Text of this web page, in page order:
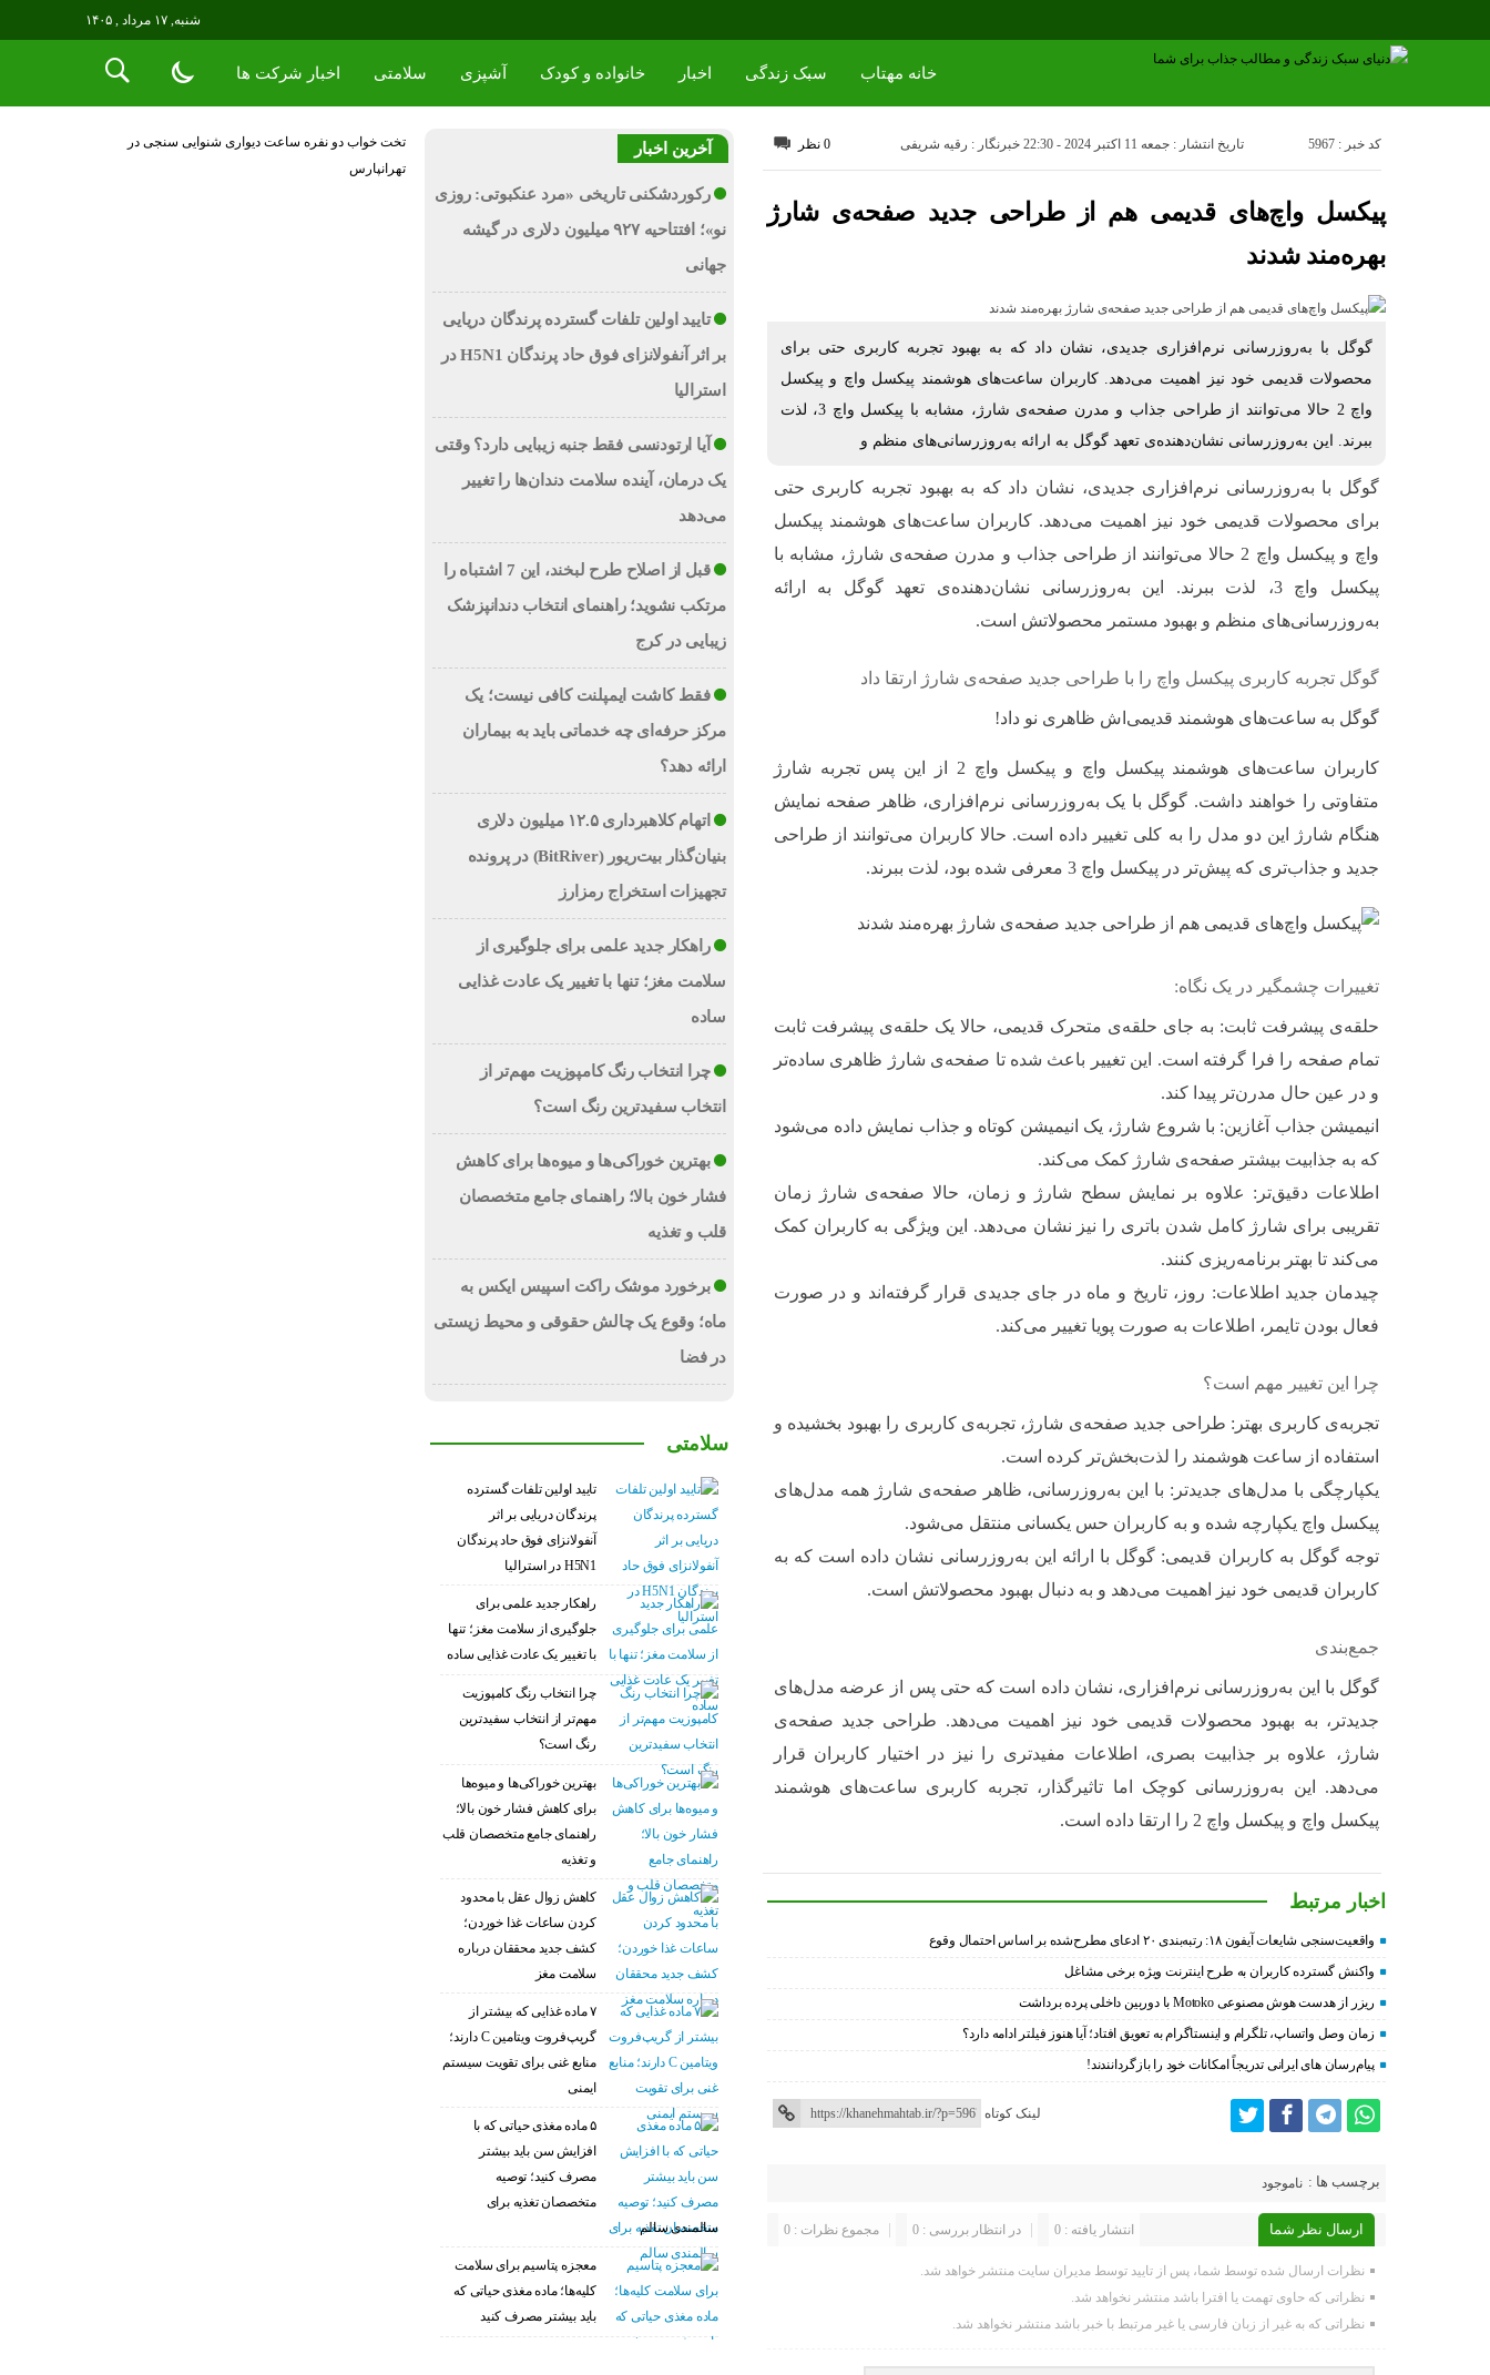
شنبه, ۱۷ مرداد , ۱۴۰۵
خانه مهتاب سبک زندگی اخبار خانواده و کودک آشپزی سلامتی اخبار شرکت ها
تاریخ انتشار : جمعه 11 اکتبر 2024 - 22:30 خبرنگار : رقیه شریفی کد خبر : 5967 0 نظر
پیکسل واچ‌های قدیمی هم از طراحی جدید صفحه‌ی شارژ
بهره‌مند شدند
گوگل با به‌روزرسانی نرم‌افزاری جدیدی، نشان داد که به بهبود تجربه کاربری حتی برای
محصولات قدیمی خود نیز اهمیت می‌دهد. کاربران ساعت‌های هوشمند پیکسل واچ و پیکسل
واچ 2 حالا می‌توانند از طراحی جذاب و مدرن صفحه‌ی شارژ، مشابه با پیکسل واچ 3، لذت
ببرند. این به‌روزرسانی نشان‌دهنده‌ی تعهد گوگل به ارائه به‌روزرسانی‌های منظم و
گوگل با به‌روزرسانی نرم‌افزاری جدیدی، نشان داد که به بهبود تجربه کاربری حتی
برای محصولات قدیمی خود نیز اهمیت می‌دهد. کاربران ساعت‌های هوشمند پیکسل
واچ و پیکسل واچ 2 حالا می‌توانند از طراحی جذاب و مدرن صفحه‌ی شارژ، مشابه با
پیکسل واچ 3، لذت ببرند. این به‌روزرسانی نشان‌دهنده‌ی تعهد گوگل به ارائه
به‌روزرسانی‌های منظم و بهبود مستمر محصولاتش است.
گوگل تجربه کاربری پیکسل واچ را با طراحی جدید صفحه‌ی شارژ ارتقا داد
گوگل به ساعت‌های هوشمند قدیمی‌اش ظاهری نو داد!
کاربران ساعت‌های هوشمند پیکسل واچ و پیکسل واچ 2 از این پس تجربه شارژ
متفاوتی را خواهند داشت. گوگل با یک به‌روزرسانی نرم‌افزاری، ظاهر صفحه نمایش
هنگام شارژ این دو مدل را به کلی تغییر داده است. حالا کاربران می‌توانند از طراحی
جدید و جذاب‌تری که پیش‌تر در پیکسل واچ 3 معرفی شده بود، لذت ببرند.
تغییرات چشمگیر در یک نگاه:
حلقه‌ی پیشرفت ثابت: به جای حلقه‌ی متحرک قدیمی، حالا یک حلقه‌ی پیشرفت ثابت
تمام صفحه را فرا گرفته است. این تغییر باعث شده تا صفحه‌ی شارژ ظاهری ساده‌تر
و در عین حال مدرن‌تر پیدا کند.
انیمیشن جذاب آغازین: با شروع شارژ، یک انیمیشن کوتاه و جذاب نمایش داده می‌شود
که به جذابیت بیشتر صفحه‌ی شارژ کمک می‌کند.
اطلاعات دقیق‌تر: علاوه بر نمایش سطح شارژ و زمان، حالا صفحه‌ی شارژ زمان
تقریبی برای شارژ کامل شدن باتری را نیز نشان می‌دهد. این ویژگی به کاربران کمک
می‌کند تا بهتر برنامه‌ریزی کنند.
چیدمان جدید اطلاعات: روز، تاریخ و ماه در جای جدیدی قرار گرفته‌اند و در صورت
فعال بودن تایمر، اطلاعات به صورت پویا تغییر می‌کند.
چرا این تغییر مهم است؟
تجربه‌ی کاربری بهتر: طراحی جدید صفحه‌ی شارژ، تجربه‌ی کاربری را بهبود بخشیده و
استفاده از ساعت هوشمند را لذت‌بخش‌تر کرده است.
یکپارچگی با مدل‌های جدیدتر: با این به‌روزرسانی، ظاهر صفحه‌ی شارژ همه مدل‌های
پیکسل واچ یکپارچه شده و به کاربران حس یکسانی منتقل می‌شود.
توجه گوگل به کاربران قدیمی: گوگل با ارائه این به‌روزرسانی نشان داده است که به
کاربران قدیمی خود نیز اهمیت می‌دهد و به دنبال بهبود محصولاتش است.
جمع‌بندی
گوگل با این به‌روزرسانی نرم‌افزاری، نشان داده است که حتی پس از عرضه مدل‌های
جدیدتر، به بهبود محصولات قدیمی خود نیز اهمیت می‌دهد. طراحی جدید صفحه‌ی
شارژ، علاوه بر جذابیت بصری، اطلاعات مفیدتری را نیز در اختیار کاربران قرار
می‌دهد. این به‌روزرسانی کوچک اما تاثیرگذار، تجربه کاربری ساعت‌های هوشمند
پیکسل واچ و پیکسل واچ 2 را ارتقا داده است.
اخبار مرتبط
واقعیت‌سنجی شایعات آیفون ۱۸: رتبه‌بندی ۲۰ ادعای مطرح‌شده بر اساس احتمال وقوع
واکنش گسترده کاربران به طرح اینترنت ویژه برخی مشاغل
ریزر از هدست هوش مصنوعی Motoko با دوربین داخلی پرده برداشت
زمان وصل واتساپ، تلگرام و اینستاگرام به تعویق افتاد؛ آیا هنوز فیلتر ادامه دارد؟
پیام‌رسان‌ های ایرانی تدریجاً امکانات خود را بازگردانندند!
لینک کوتاه
برچسب ها : ناموجود
ارسال نظر شما مجموع نظرات : 0 در انتظار بررسی : 0 انتشار یافته : 0
نظرات ارسال شده توسط شما، پس از تایید توسط مدیران سایت منتشر خواهد شد.
نظراتی که حاوی تهمت یا افترا باشد منتشر نخواهد شد.
نظراتی که به غیر از زبان فارسی یا غیر مرتبط با خبر باشد منتشر نخواهد شد.
آخرین اخبار
رکوردشکنی تاریخی «مرد عنکبوتی: روزی
نو»؛ افتتاحیه ۹۲۷ میلیون دلاری در گیشه
جهانی
تایید اولین تلفات گسترده پرندگان دریایی
بر اثر آنفولانزای فوق حاد پرندگان H5N1 در
استرالیا
آیا ارتودنسی فقط جنبه زیبایی دارد؟ وقتی
یک درمان، آینده سلامت دندان‌ها را تغییر
می‌دهد
قبل از اصلاح طرح لبخند، این 7 اشتباه را
مرتکب نشوید؛ راهنمای انتخاب دندانپزشک
زیبایی در کرج
فقط کاشت ایمپلنت کافی نیست؛ یک
مرکز حرفه‌ای چه خدماتی باید به بیماران
ارائه دهد؟
اتهام کلاهبرداری ۱۲.۵ میلیون دلاری
بنیان‌گذار بیت‌ریور (BitRiver) در پرونده
تجهیزات استخراج رمزارز
راهکار جدید علمی برای جلوگیری از
سلامت مغز؛ تنها با تغییر یک عادت غذایی
ساده
چرا انتخاب رنگ کامپوزیت مهم‌تر از
انتخاب سفیدترین رنگ است؟
بهترین خوراکی‌ها و میوه‌ها برای کاهش
فشار خون بالا؛ راهنمای جامع متخصصان
قلب و تغذیه
برخورد موشک راکت اسپیس ایکس به
ماه؛ وقوع یک چالش حقوقی و محیط زیستی
در فضا
سلامتی
تایید اولین تلفات گسترده
پرندگان دریایی بر اثر
آنفولانزای فوق حاد پرندگان
H5N1 در استرالیا
راهکار جدید علمی برای
جلوگیری از سلامت مغز؛ تنها
با تغییر یک عادت غذایی ساده
چرا انتخاب رنگ کامپوزیت
مهم‌تر از انتخاب سفیدترین
رنگ است؟
بهترین خوراکی‌ها و میوه‌ها
برای کاهش فشار خون بالا؛
راهنمای جامع متخصصان قلب
و تغذیه
کاهش زوال عقل با محدود
کردن ساعات غذا خوردن؛
کشف جدید محققان درباره
سلامت مغز
۷ ماده غذایی که بیشتر از
گریپ‌فروت ویتامین C دارند؛
منابع غنی برای تقویت سیستم
ایمنی
۵ ماده مغذی حیاتی که با
افزایش سن باید بیشتر
مصرف کنید؛ توصیه
متخصصان تغذیه برای
سالمندی سالم
معجزه پتاسیم برای سلامت
کلیه‌ها؛ ماده مغذی حیاتی که
باید بیشتر مصرف کنید
تخت خواب دو نفرهساعت دیواریشنوایی سنجی در
تهرانپارس